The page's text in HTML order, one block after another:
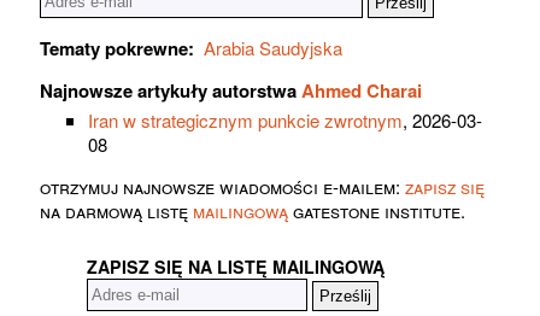
Tematy pokrewne: Arabia Saudyjska
Najnowsze artykuły autorstwaAhmed Charai
Iran w strategicznym punkcie zwrotnym, 2026-03-
08
otrzymuj najnowsze wiadomości e-mailem: zapisz się
na darmową listę mailingowągatestone institute.
ZAPISZ SIĘ NA LISTĘ MAILINGOWĄ